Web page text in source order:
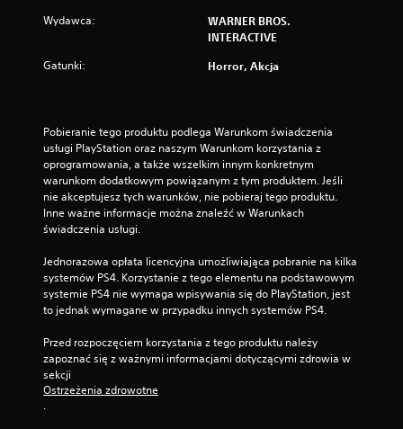
Wydawca:
WARNER BROS.
INTERACTIVE
Gatunki: Horror, Akcja
Pobieranie tego produktu podlega Warunkom świadczenia
usługi PlayStation oraz naszym Warunkom korzystania z
oprogramowania, a także wszelkim innym konkretnym
warunkom dodatkowym powiązanym z tym produktem. Jeśli
nie akceptujesz tych warunków, nie pobieraj tego produktu.
Inne ważne informacje można znaleźć w Warunkach
świadczenia usługi.
Jednorazowa opłata licencyjna umożliwiająca pobranie na kilka
systemów PS4. Korzystanie z tego elementu na podstawowym
systemie PS4 nie wymaga wpisywania się do PlayStation, jest
to jednak wymagane w przypadku innych systemów PS4.
Przed rozpoczęciem korzystania z tego produktu należy
zapoznać się z ważnymi informacjami dotyczącymi zdrowia w
sekcji
Ostrzeżenia zdrowotne
.